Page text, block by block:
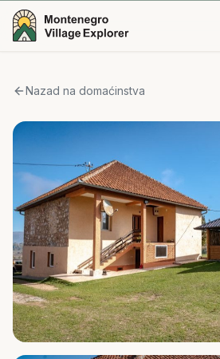
Nazad na domaćinstva